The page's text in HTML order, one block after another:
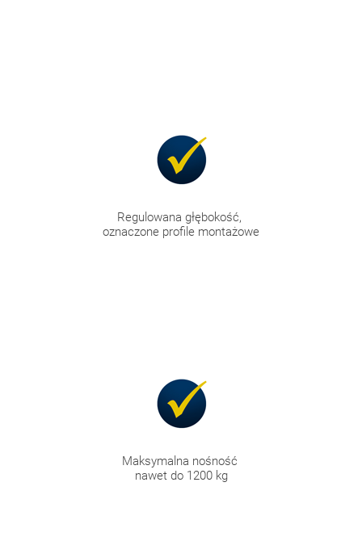
Regulowana głębokość,
oznaczone profile montażowe
Maksymalna nośność
nawet do 1200 kg